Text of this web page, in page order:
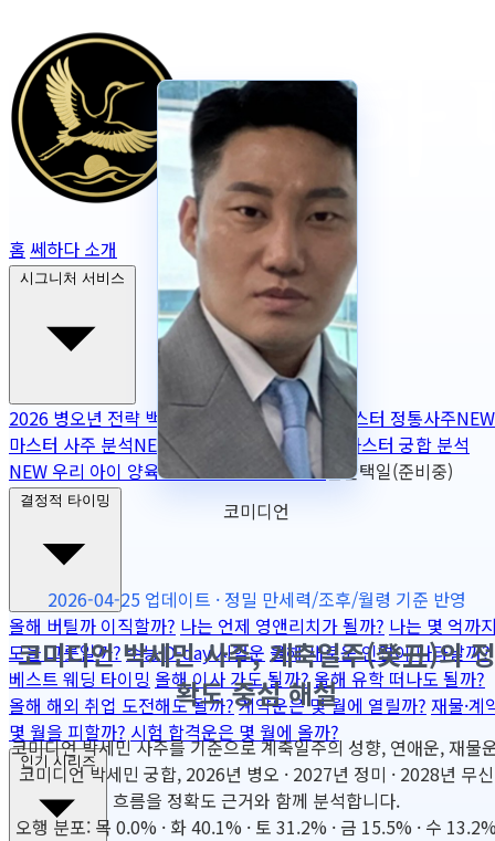
홈 쎄하다 소개
시그니처 서비스
2026 병오년 전략 백서 NEW 2026 토정비결 마스터 정통사주NEW
마스터 사주 분석NEW 무보정 사주 판독
마스터 궁합 분석
NEW 우리 아이 양육 궁합NEW OPEN 출산택일(준비중)
결정적 타이밍
올해 버틸까 이직할까? 나는 언제 영앤리치가 될까? 나는 몇 억까
모을 그릇일까? 수능 D-day 시험운 올해 새로운 인연이 나타날까?
베스트 웨딩 타이밍 올해 이사 가도 될까? 올해 유학 떠나도 될까?
올해 해외 취업 도전해도 될까?계약운은 몇 월에 열릴까? 재물·계
몇 월을 피할까? 시험 합격운은 몇 월에 올까?
인기 시리즈
코미디언
2026-04-25 업데이트 · 정밀 만세력/조후/월령 기준 반영
코미디언 박세민 사주, 계축일주(癸丑)의 정
확도 중심 해설
코미디언 박세민 사주를 기준으로 계축일주의 성향, 연애운, 재물
코미디언 박세민 궁합, 2026년 병오 · 2027년 정미 · 2028년 무신
흐름을 정확도 근거와 함께 분석합니다.
오행 분포: 목 0.0% · 화 40.1% · 토 31.2% · 금 15.5% · 수